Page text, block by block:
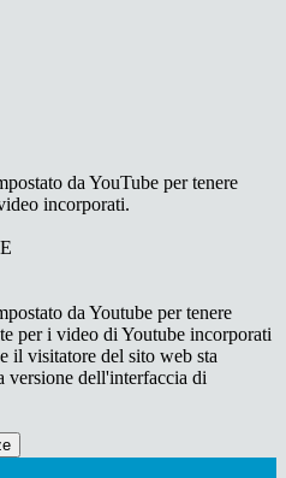
da YouTube per tenere
incorporati.
da Youtube per tenere
per i video di Youtube incorporati
il visitatore del sito web sta
versione dell'interfaccia di